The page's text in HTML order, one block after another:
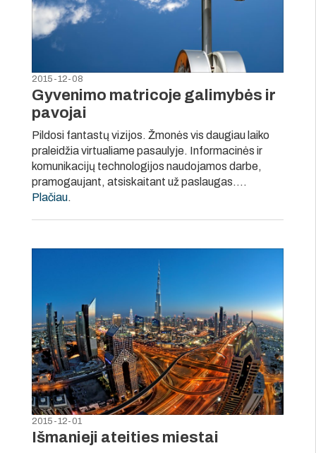
2015-12-08
Gyvenimo matricoje galimybės ir
pavojai
Pildosi fantastų vizijos. Žmonės vis daugiau laiko
praleidžia virtualiame pasaulyje. Informacinės ir
komunikacijų technologijos naudojamos darbe,
pramogaujant, atsiskaitant už paslaugas….
Plačiau.
2015-12-01
Išmanieji ateities miestai